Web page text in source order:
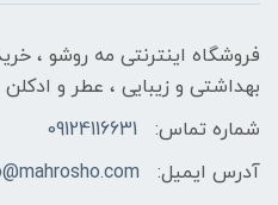
فروشگاه اینترنتی مه‌ رو‌شو ،
بهداشتی و زیبایی ، عطر و ادکلن
شماره تماس:
09124116631
آدرس ایمیل: